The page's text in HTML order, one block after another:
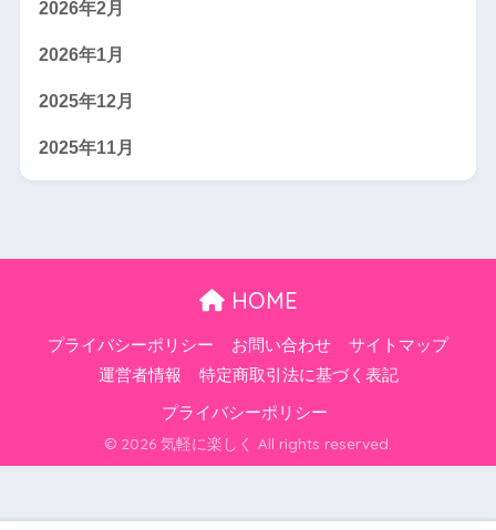
2026年2月
2026年1月
2025年12月
2025年11月
HOME
プライバシーポリシー お問い合わせ
サイトマップ
運営者情報
特定商取引法に基づく表記
プライバシーポリシー
© 2026 気軽に楽しく All rights reserved.